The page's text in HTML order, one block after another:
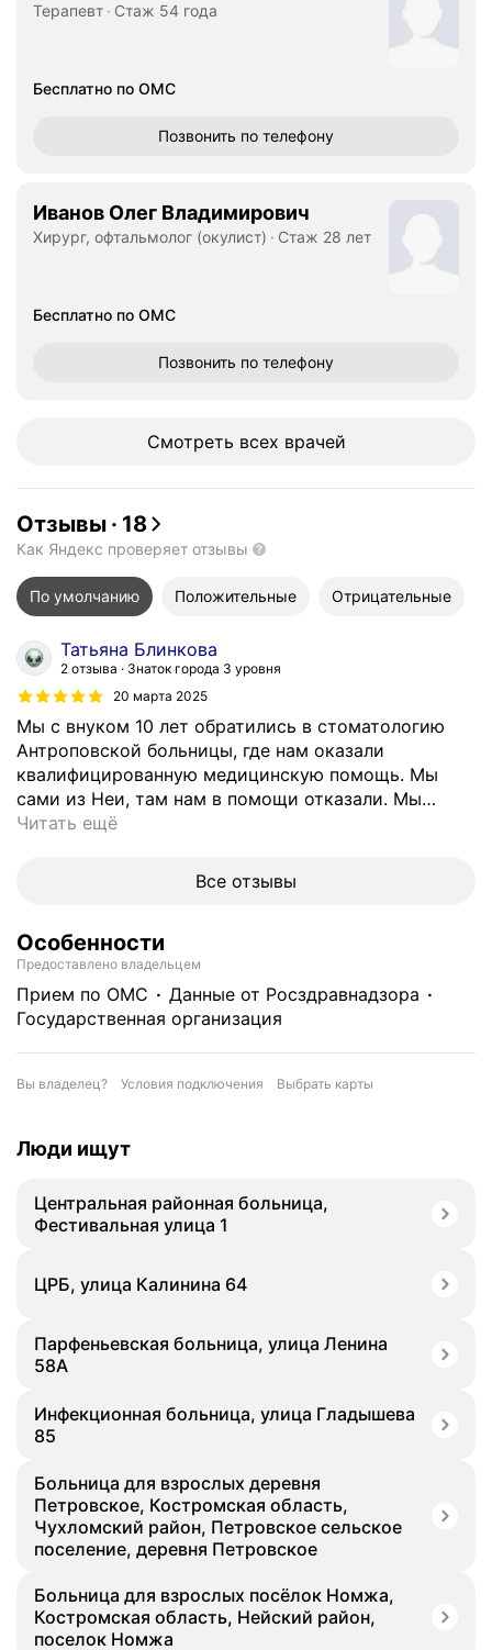
Терапевт Стаж 54 года
Бесплатно по ОМС
Позвонить по телефону
Иванов Олег Владимирович
Хирург, офтальмолог (окулист) Стаж 28 лет
Бесплатно по ОМС
Позвонить по телефону
Смотреть всех врачей
Отзывы · 18
Как Яндекс проверяет отзывы
По умолчанию Положительные Отрицательные
Татьяна Блинкова
2 отзыва
Знаток города 3 уровня
20 марта 2025
Мы с внуком 10 лет обратились в стоматологию
Антроповской больницы, где нам оказали
квалифицированную медицинскую помощь. Мы
сами из Неи, там нам в помощи отказали. Мы…
Читать ещё
Все отзывы
Особенности
Предоставлено владельцем
прием по ОМС
данные от Росздравнадзора
государственная организация
Вы владелец? Условия подключения Выбрать карты
Люди ищут
Центральная районная больница,
Фестивальная улица 1
ЦРБ, улица Калинина 64
Парфеньевская больница, улица Ленина
58А
Инфекционная больница, улица Гладышева
85
Больница для взрослых деревня
Петровское, Костромская область,
Чухломский район, Петровское сельское
поселение, деревня Петровское
Больница для взрослых посёлок Номжа,
Костромская область, Нейский район,
поселок Номжа